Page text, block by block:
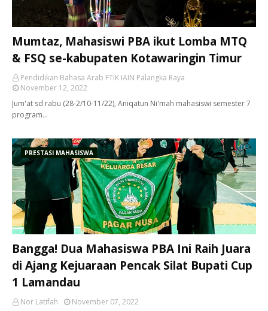
Mumtaz, Mahasiswi PBA ikut Lomba MTQ
& FSQ se-kabupaten Kotawaringin Timur
Pendidikan Bahasa Arab FTIK IAIN Palangka Raya
November 12, 2022
Jum'at sd rabu (28-2/10-11/22), Aniqatun Ni'mah mahasiswi semester 7
program…
PRESTASI MAHASISWA
Bangga! Dua Mahasiswa PBA Ini Raih Juara
di Ajang Kejuaraan Pencak Silat Bupati Cup
1 Lamandau
Nor Latifah
November 07, 2022